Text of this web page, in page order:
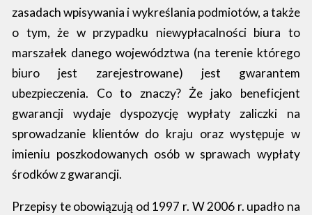
zasadach wpisywania i wykreślania podmiotów, a także
o tym, że w przypadku niewypłacalności biura to
marszałek danego województwa (na terenie którego
biuro jest zarejestrowane) jest gwarantem
ubezpieczenia. Co to znaczy? Że jako beneficjent
gwarancji wydaje dyspozycję wypłaty zaliczki na
sprowadzanie klientów do kraju oraz występuje w
imieniu poszkodowanych osób w sprawach wypłaty
środków z gwarancji.
Przepisy te obowiązują od 1997 r. W 2006 r. upadło na